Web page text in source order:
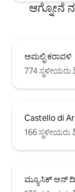
ಆಗ್ನೋನೆ ನ
ಅಮಲ್ಫಿ ಕರಾವಳಿ
774 ಸ್ಥಳೀಯರು
Castello di
166 ಸ್ಥಳೀಯರು
ಮ್ಯೂಸಿಕ್ ಆನ್ ದಿ